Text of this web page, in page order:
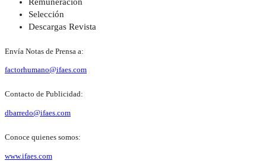
Selección
Descargas Revista
Envía Notas de Prensa a:
factorhumano@ifaes.com
Contacto de Publicidad:
dbarredo@ifaes.com
Conoce quienes somos:
www.ifaes.com